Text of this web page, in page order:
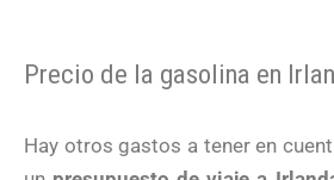
Precio de la gasolina en
Hay otros gastos a tener en